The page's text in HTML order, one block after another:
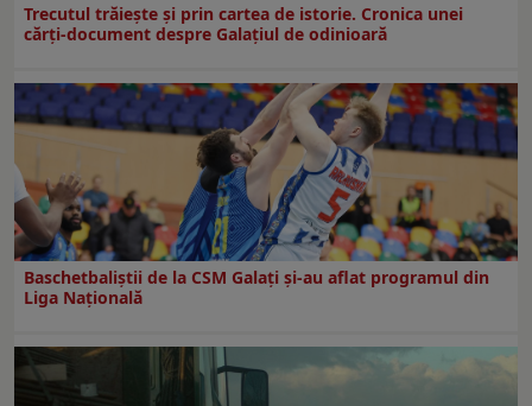
Trecutul trăiește și prin cartea de istorie. Cronica unei
cărți-document despre Galațiul de odinioară
Baschetbaliștii de la CSM Galați și-au aflat programul din
Liga Națională